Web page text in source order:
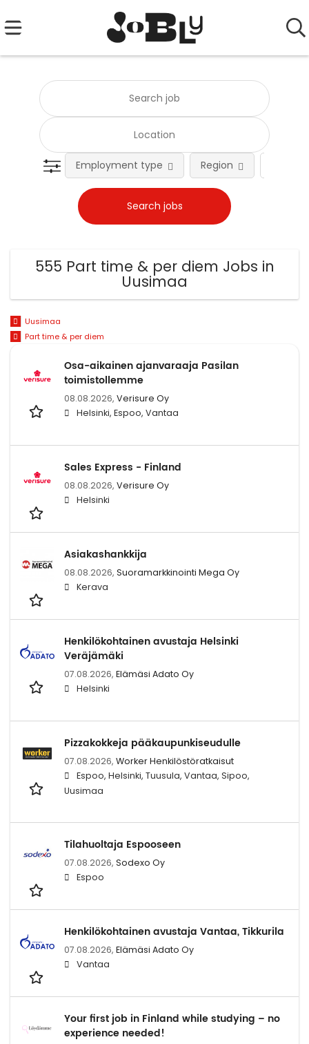
Employment type Region
555 Part time & per diem Jobs in
Uusimaa
Uusimaa
Part time & per diem
Osa-aikainen ajanvaraaja Pasilan
toimistollemme
08.08.2026, Verisure Oy
Helsinki, Espoo, Vantaa
Sales Express - Finland
08.08.2026, Verisure Oy
Helsinki
Asiakashankkija
08.08.2026, Suoramarkkinointi Mega Oy
Kerava
Henkilökohtainen avustaja Helsinki
Veräjämäki
07.08.2026, Elämäsi Adato Oy
Helsinki
Pizzakokkeja pääkaupunkiseudulle
07.08.2026, Worker Henkilöstöratkaisut
Espoo, Helsinki, Tuusula, Vantaa, Sipoo,
Uusimaa
Tilahuoltaja Espooseen
07.08.2026, Sodexo Oy
Espoo
Henkilökohtainen avustaja Vantaa, Tikkurila
07.08.2026, Elämäsi Adato Oy
Vantaa
Your first job in Finland while studying – no
experience needed!